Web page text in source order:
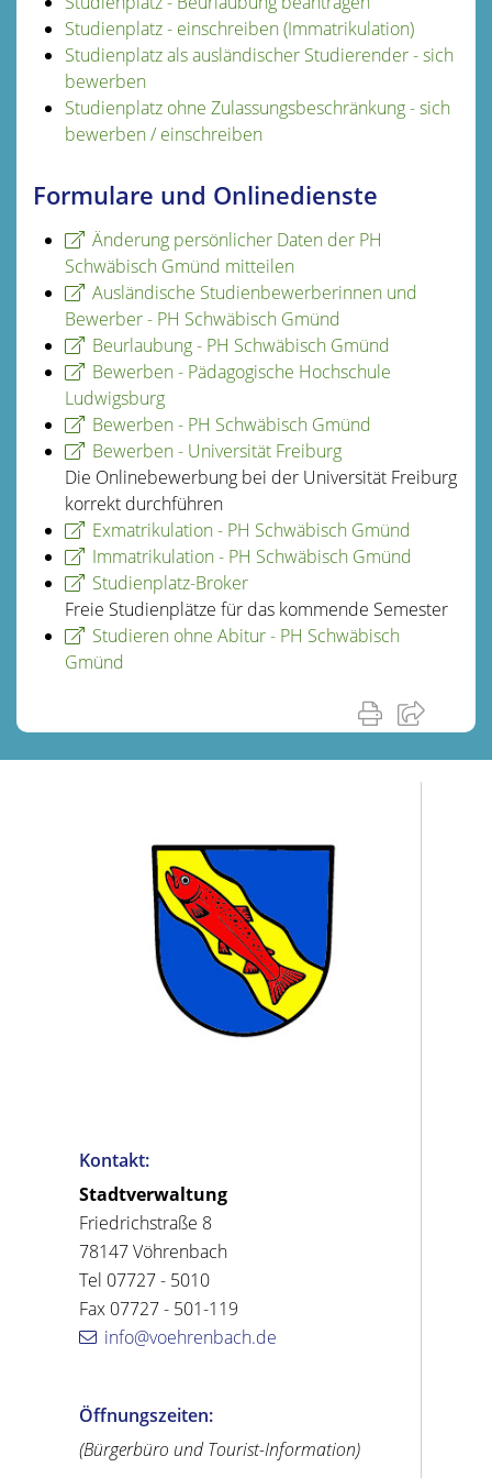
Studienplatz - einschreiben (Immatrikulation)
Studienplatz als ausländischer Studierender - sich
bewerben
Studienplatz ohne Zulassungsbeschränkung - sich
bewerben / einschreiben
Formulare und Onlinedienste
Änderung persönlicher Daten der PH
Schwäbisch Gmünd mitteilen
Ausländische Studienbewerberinnen und
Bewerber - PH Schwäbisch Gmünd
Beurlaubung - PH Schwäbisch Gmünd
Bewerben - Pädagogische Hochschule
Ludwigsburg
Bewerben - PH Schwäbisch Gmünd
Bewerben - Universität Freiburg
Die Onlinebewerbung bei der Universität Freiburg
korrekt durchführen
Exmatrikulation - PH Schwäbisch Gmünd
Immatrikulation - PH Schwäbisch Gmünd
Studienplatz-Broker
Freie Studienplätze für das kommende Semester
Studieren ohne Abitur - PH Schwäbisch
Gmünd
Kontakt:
Stadtverwaltung
Friedrichstraße 8
78147 Vöhrenbach
Tel 07727 - 5010
Fax 07727 - 501-119
info@voehrenbach.de
Öffnungszeiten:
(Bürgerbüro und Tourist-Information)